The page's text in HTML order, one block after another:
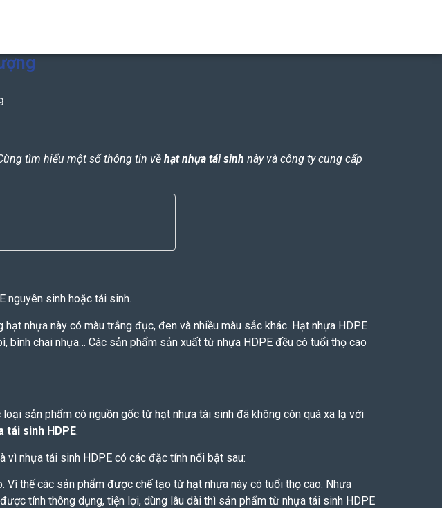
tìm hiểu một số thông tin về hạt nhựa tái sinh này và công ty cung cấp
nguyên sinh hoặc tái sinh.
nhựa này có màu trắng đục, đen và nhiều màu sắc khác. Hạt nhựa HDPE
chai nhựa… Các sản phẩm sản xuất từ nhựa HDPE đều có tuổi thọ cao
sản phẩm có nguồn gốc từ hạt nhựa tái sinh đã không còn quá xa lạ với
tái sinh HDPE.
vì nhựa tái sinh HDPE có các đặc tính nổi bật sau:
Vì thế các sản phẩm được chế tạo từ hạt nhựa này có tuổi thọ cao. Nhựa
tính thông dụng, tiện lợi, dùng lâu dài thì sản phẩm từ nhựa tái sinh HDPE